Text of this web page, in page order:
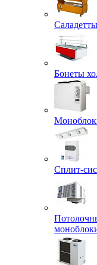
Саладетты
Бонеты
Сплит-